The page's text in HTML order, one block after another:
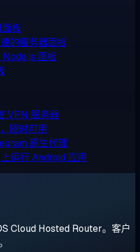
板
的服务器面板
Node.js 面板
VPN 服务器
随时可用
原生代理
运行 Android 应用
Cloud Hosted Router。客户